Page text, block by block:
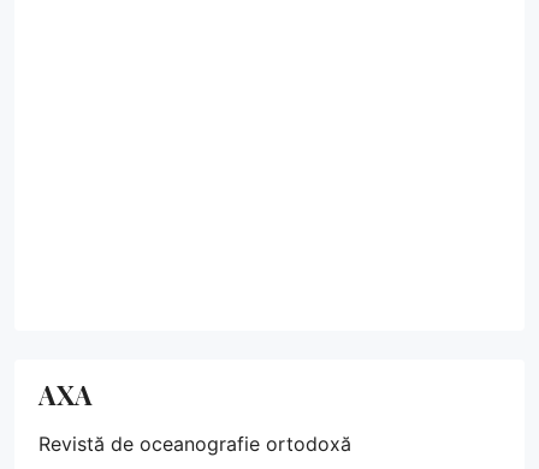
AXA
Revistă de oceanografie ortodoxă